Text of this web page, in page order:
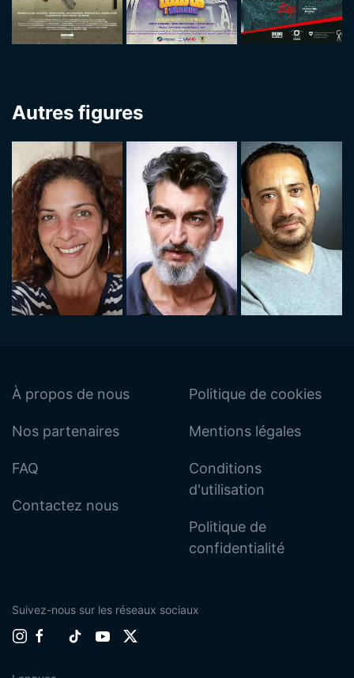
Autres figures
À propos de nous
Nos partenaires
FAQ
Contactez nous
Politique de cookies
Mentions légales
Conditions
d'utilisation
Politique de
confidentialité
Suivez-nous sur les réseaux sociaux